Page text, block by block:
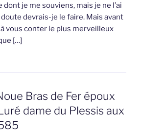
je me souviens, mais je ne l’ai
devrais-je le faire. Mais avant
vous conter le plus merveilleux
[…]
Bras de Fer époux
dame du Plessis aux